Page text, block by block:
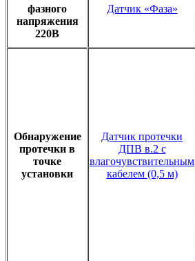
фазного
напряжения
220В
Датчик «Фаза»
Обнаружение
протечки в
точке
установки
Датчик протечки
ДПВ в.2 с
влагочувствительным
кабелем (0,5 м)